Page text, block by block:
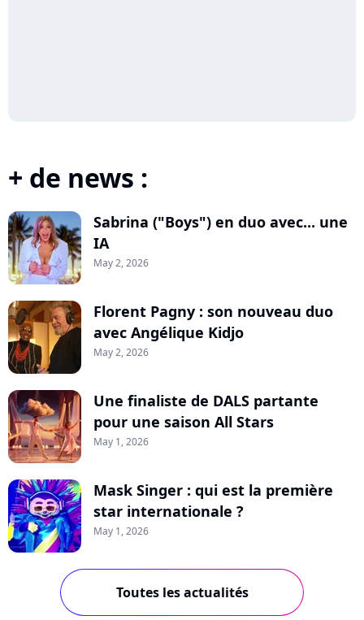
+ de news :
Sabrina ("Boys") en duo avec... une
IA
May 2, 2026
Florent Pagny : son nouveau duo
avec Angélique Kidjo
May 2, 2026
Une finaliste de DALS partante
pour une saison All Stars
May 1, 2026
Mask Singer : qui est la première
star internationale ?
May 1, 2026
Toutes les actualités